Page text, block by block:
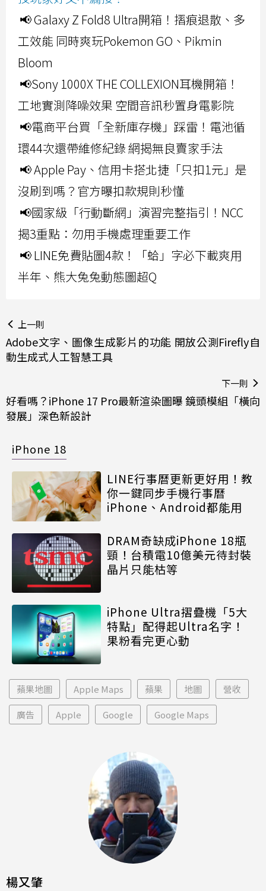
📢 Galaxy Z Fold8 Ultra開箱！摺痕退散、多
工效能 同時爽玩Pokemon GO、Pikmin
Bloom
📢Sony 1000X THE COLLEXION耳機開箱！
工地實測降噪效果 空間音訊秒置身電影院
📢電商平台買「全新庫存機」踩雷！電池循
環44次還帶維修紀錄 網揭無良賣家手法
📢 Apple Pay、信用卡搭北捷「只扣1元」是
沒刷到嗎？官方曝扣款規則秒懂
📢國家級「行動斷網」演習完整指引！NCC
揭3重點：勿用手機處理重要工作
📢 LINE免費貼圖4款！「蛤」字必下載爽用
半年、熊大兔兔動態圖超Q
上一則
Adobe文字、圖像生成影片的功能 開放公測Firefly自
動生成式人工智慧工具
下一則
好看嗎？iPhone 17 Pro最新渲染圖曝 鏡頭模組「橫向
發展」深色新設計
iPhone 18
LINE行事曆更新更好用！教
你一鍵同步手機行事曆
iPhone、Android都能用
DRAM奇缺成iPhone 18瓶
頸！台積電10億美元待封裝
晶片只能枯等
iPhone Ultra摺疊機「5大
特點」配得起Ultra名字！
果粉看完更心動
蘋果地圖 Apple Maps 蘋果 地圖 營收
廣告 Apple Google Google Maps
楊又肇